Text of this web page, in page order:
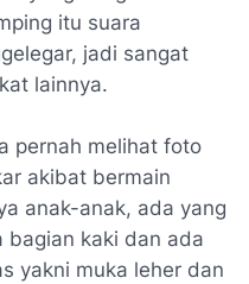
itu suara
jadi sangat
lainnya.
pernah melihat foto
akibat bermain
anak-anak, ada yang
bagian kaki dan ada
yakni muka leher dan